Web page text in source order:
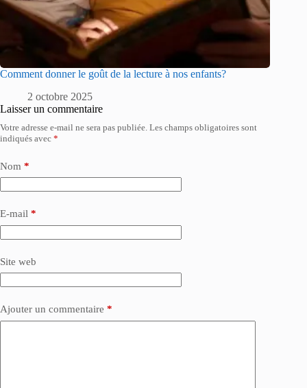
Comment donner le goût de la lecture à nos enfants?
2 octobre 2025
Laisser un commentaire
Votre adresse e-mail ne sera pas publiée. Les champs obligatoires sont
indiqués avec *
Nom *
E-mail *
Site web
Ajouter un commentaire *